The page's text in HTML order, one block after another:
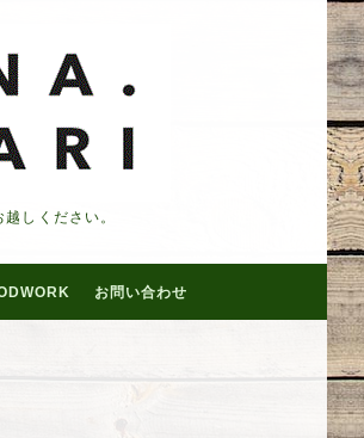
しください。
お問い合わせ